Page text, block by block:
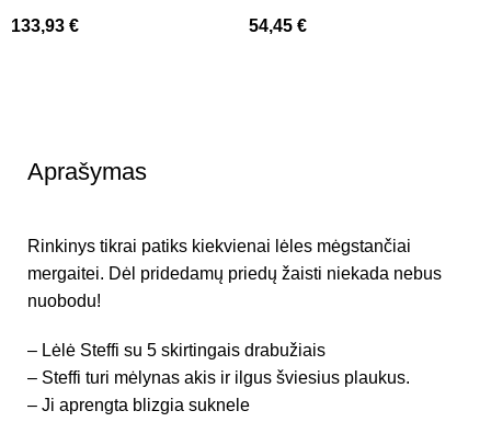
133,93€ 54,45 €
Aprašymas
Rinkinys tikrai patiks kiekvienai lėles mėgstančiai
mergaitei. Dėl pridedamų priedų žaisti niekada nebus
nuobodu!
– Lėlė Steffi su 5 skirtingais drabužiais
– Steffi turi mėlynas akis ir ilgus šviesius plaukus.
– Ji aprengta blizgia suknele